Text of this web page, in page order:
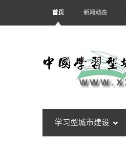
首页 新闻动态
学习型城市建设